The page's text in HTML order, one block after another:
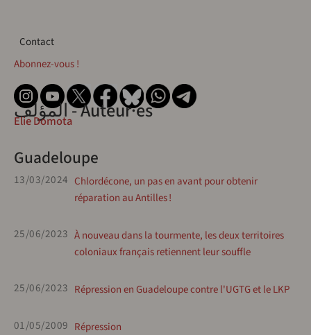
Contact
Contact
Abonnez-vous !
المؤلف - Auteur·esElie Domota
Guadeloupe
13/03/2024 Chlordécone, un pas en avant pour obtenir
réparation au Antilles !
25/06/2023 À nouveau dans la tourmente, les deux territoires
coloniaux français retiennent leur souffle
25/06/2023 Répression en Guadeloupe contre l'UGTG et le LKP
01/05/2009 Répression